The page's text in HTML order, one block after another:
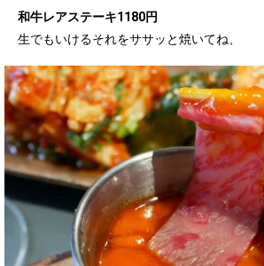
和牛レアステーキ1180円
生でもいけるそれをササッと焼いてね、